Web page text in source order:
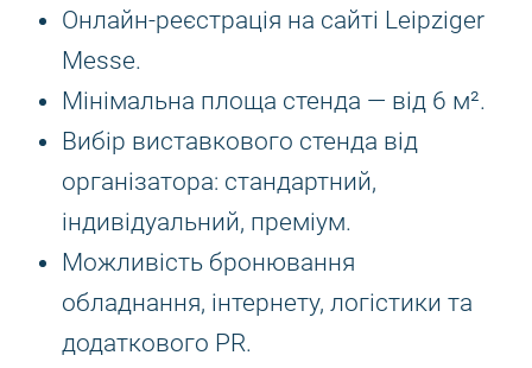
Онлайн-реєстрація на сайті Leipziger
Messe.
Мінімальна площа стенда — від 6 м².
Вибір виставкового стенда від
організатора: стандартний,
індивідуальний, преміум.
Можливість бронювання
обладнання, інтернету, логістики та
додаткового PR.